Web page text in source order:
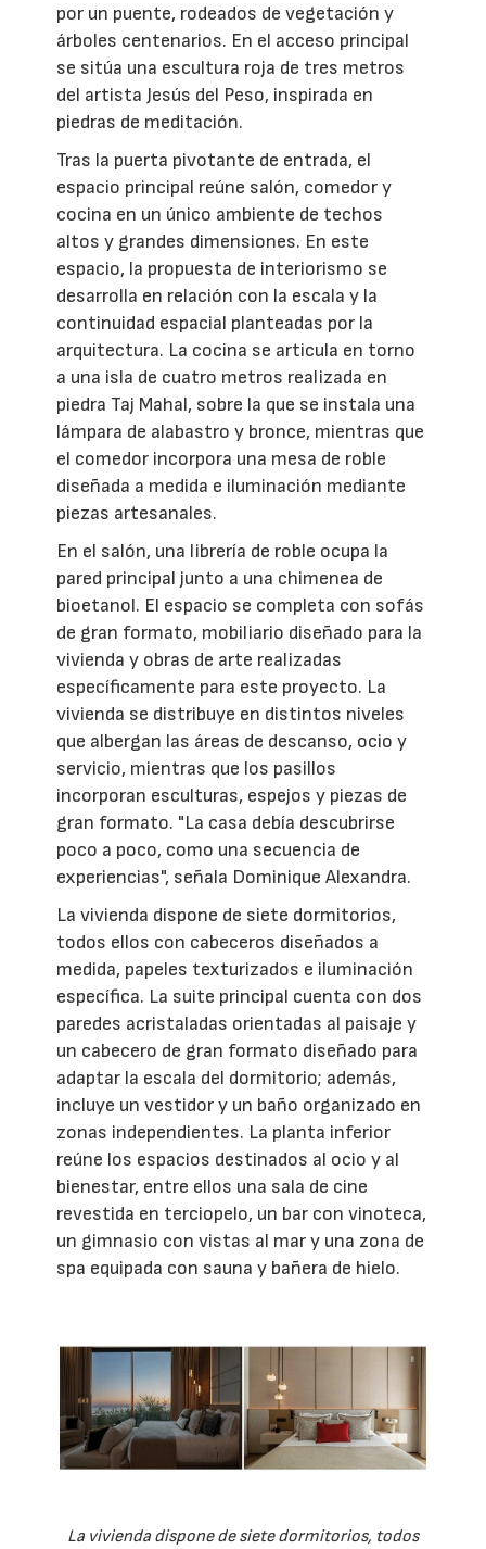
por un puente, rodeados de vegetación y
árboles centenarios. En el acceso principal
se sitúa una escultura roja de tres metros
del artista Jesús del Peso, inspirada en
piedras de meditación.
Tras la puerta pivotante de entrada, el
espacio principal reúne salón, comedor y
cocina en un único ambiente de techos
altos y grandes dimensiones. En este
espacio, la propuesta de interiorismo se
desarrolla en relación con la escala y la
continuidad espacial planteadas por la
arquitectura. La cocina se articula en torno
a una isla de cuatro metros realizada en
piedra Taj Mahal, sobre la que se instala una
lámpara de alabastro y bronce, mientras que
el comedor incorpora una mesa de roble
diseñada a medida e iluminación mediante
piezas artesanales.
En el salón, una librería de roble ocupa la
pared principal junto a una chimenea de
bioetanol. El espacio se completa con sofás
de gran formato, mobiliario diseñado para la
vivienda y obras de arte realizadas
específicamente para este proyecto. La
vivienda se distribuye en distintos niveles
que albergan las áreas de descanso, ocio y
servicio, mientras que los pasillos
incorporan esculturas, espejos y piezas de
gran formato. "La casa debía descubrirse
poco a poco, como una secuencia de
experiencias", señala Dominique Alexandra.
La vivienda dispone de siete dormitorios,
todos ellos con cabeceros diseñados a
medida, papeles texturizados e iluminación
específica. La suite principal cuenta con dos
paredes acristaladas orientadas al paisaje y
un cabecero de gran formato diseñado para
adaptar la escala del dormitorio; además,
incluye un vestidor y un baño organizado en
zonas independientes. La planta inferior
reúne los espacios destinados al ocio y al
bienestar, entre ellos una sala de cine
revestida en terciopelo, un bar con vinoteca,
un gimnasio con vistas al mar y una zona de
spa equipada con sauna y bañera de hielo.
La vivienda dispone de siete dormitorios, todos